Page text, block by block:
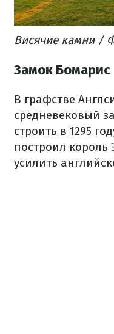
Висячие камни /
Замок Бомарис
В графстве
средневековый
строить в 1295
построил король
усилить